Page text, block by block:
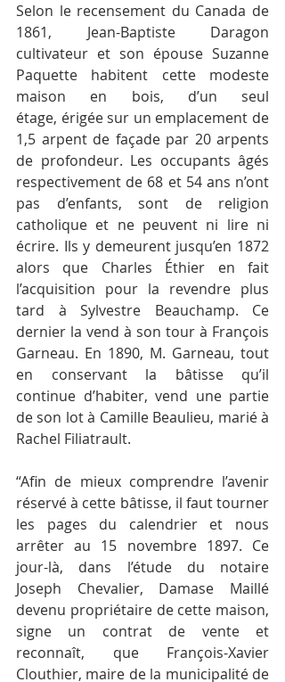
Selon le recensement du Canada de
1861, Jean-Baptiste Daragon
cultivateur et son épouse Suzanne
Paquette habitent cette modeste
maison en bois, d’un seul
étage, érigée sur un emplacement de
1,5 arpent de façade par 20 arpents
de profondeur. Les occupants âgés
respectivement de 68 et 54 ans n’ont
pas d’enfants, sont de religion
catholique et ne peuvent ni lire ni
écrire. Ils y demeurent jusqu’en 1872
alors que Charles Éthier en fait
l’acquisition pour la revendre plus
tard à Sylvestre Beauchamp. Ce
dernier la vend à son tour à François
Garneau. En 1890, M. Garneau, tout
en conservant la bâtisse qu’il
continue d’habiter, vend une partie
de son lot à Camille Beaulieu, marié à
Rachel Filiatrault.
“Afin de mieux comprendre l’avenir
réservé à cette bâtisse, il faut tourner
les pages du calendrier et nous
arrêter au 15 novembre 1897. Ce
jour-là, dans l’étude du notaire
Joseph Chevalier, Damase Maillé
devenu propriétaire de cette maison,
signe un contrat de vente et
reconnaît, que François-Xavier
Clouthier, maire de la municipalité de